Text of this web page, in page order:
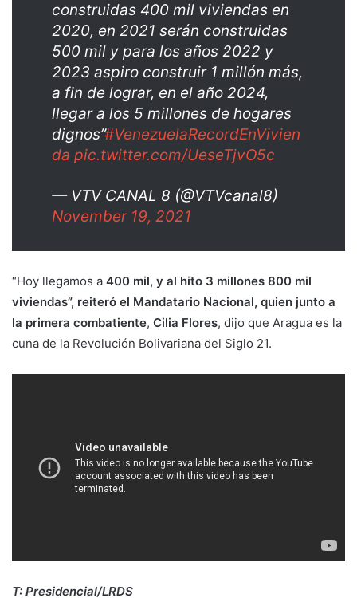
construidas 400 mil viviendas en
2020, en 2021 serán construidas
500 mil y para los años 2022 y
2023 aspiro construir 1 millón más,
a fin de lograr, en el año 2024,
llegar a los 5 millones de hogares
dignos”#VenezuelaRecordEnVivien
da pic.twitter.com/UeseTjvO5c
— VTV CANAL 8 (@VTVcanal8)
November 19, 2021
“Hoy llegamos a 400 mil, y al hito 3 millones 800 mil
viviendas”, reiteró el Mandatario Nacional, quien junto a
la primera combatiente, Cilia Flores, dijo que Aragua es la
cuna de la Revolución Bolivariana del Siglo 21.
T: Presidencial/LRDS